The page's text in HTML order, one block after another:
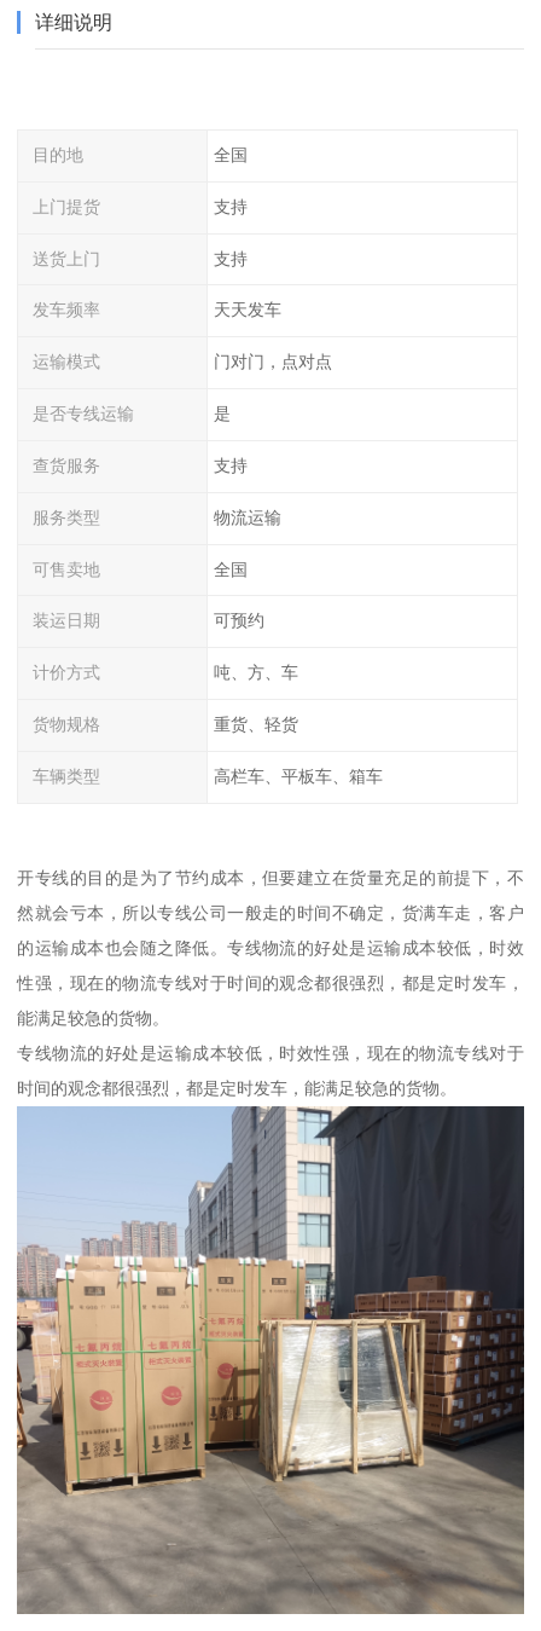
详细说明
目的地 全国
上门提货 支持
送货上门 支持
发车频率 天天发车
运输模式 门对门，点对点
是否专线运输 是
查货服务 支持
服务类型 物流运输
可售卖地 全国
装运日期 可预约
计价方式 吨、方、车
货物规格 重货、轻货
车辆类型 高栏车、平板车、箱车
开专线的目的是为了节约成本，但要建立在货量充足的前提下，不
然就会亏本，所以专线公司一般走的时间不确定，货满车走，客户
的运输成本也会随之降低。专线物流的好处是运输成本较低，时效
性强，现在的物流专线对于时间的观念都很强烈，都是定时发车，
能满足较急的货物。
专线物流的好处是运输成本较低，时效性强，现在的物流专线对于
时间的观念都很强烈，都是定时发车，能满足较急的货物。